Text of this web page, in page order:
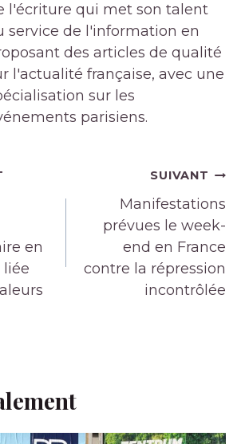
l'écriture qui met son talent
service de l'information en
des articles de qualité
l'actualité française, avec une
sur les
parisiens.
en
liée
SUIVANT
Manifestations
prévues le week-
end en France
contre la répression
incontrôlée